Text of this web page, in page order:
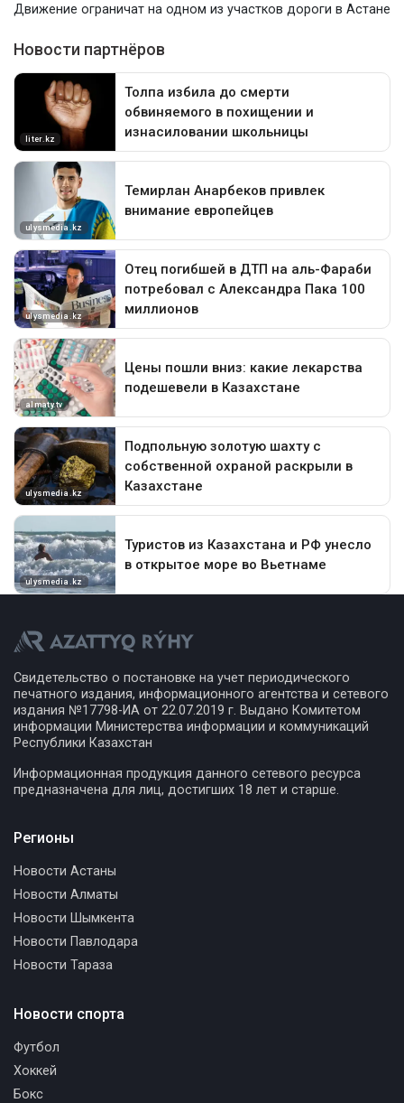
Движение ограничат на одном из участков дороги в Астане
Свидетельство о постановке на учет периодического
печатного издания, информационного агентства и сетевого
издания №17798-ИА от 22.07.2019 г. Выдано Комитетом
информации Министерства информации и коммуникаций
Республики Казахстан
Информационная продукция данного сетевого ресурса
предназначена для лиц, достигших 18 лет и старше.
Регионы
Новости Астаны
Новости Алматы
Новости Шымкента
Новости Павлодара
Новости Тараза
Новости спорта
Футбол
Хоккей
Бокс